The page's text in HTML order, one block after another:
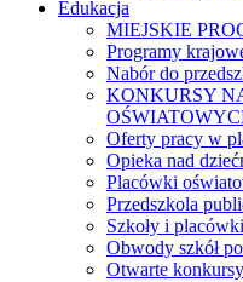
Edukacja
MIEJSKIE
Programy
Nabór do
KONKURSY
Oferty pracy w
Opieka nad
Placówki
Przedszkola
Szkoły i
Obwody szkół
Otwarte